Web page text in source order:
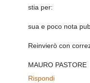
stia per:
sua e poco nota
Reinvierò con
MAURO PASTORE
Rispondi